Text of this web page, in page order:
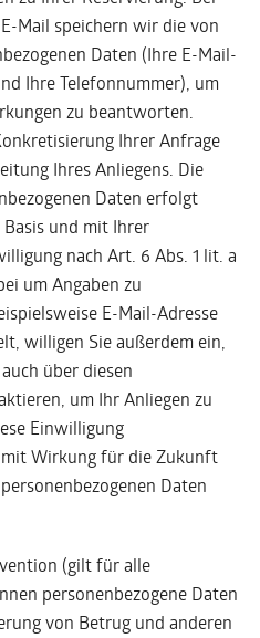
Mail speichern wir die von
Daten (Ihre E-Mail-
Ihre Telefonnummer), um
zu beantworten.
Ihrer Anfrage
Ihres Anliegens. Die
Daten erfolgt
und mit Ihrer
nach Art. 6 Abs. 1 lit. a
um Angaben zu
E-Mail-Adresse
willigen Sie außerdem ein,
über diesen
um Ihr Anliegen zu
Einwilligung
Wirkung für die Zukunft
Daten
(gilt für alle
personenbezogene Daten
von Betrug und anderen